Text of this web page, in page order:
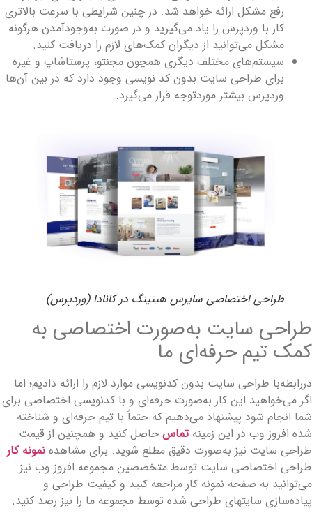
رفع مشکل ارائه خواهد شد. در چنین شرایطی با سرعت بالاتری
کار با وردپرس را یاد می‌گیرید و در صورت به‌وجودآمدن هرگونه
مشکل می‌توانید از دیگران کمک‌های لازم را دریافت کنید.
سیستم‌های مختلف دیگری همچون مجنتو، پرستاشاپ و غیره
برای طراحی سایت بدون کد نویسی وجود دارد که در بین آن‌ها
وردپرس بیشتر موردتوجه قرار می‌گیرد.
طراحی اختصاصی سایرس هیتینگ در کانادا (وردپرس)
طراحی سایت به‌صورت اختصاصی به
کمک تیم حرفه‌ای ما
دررابطه‌با طراحی سایت بدون کدنویسی موارد لازم را ارائه دادیم؛ اما
اگر می‌خواهید این کار به‌صورت حرفه‌ای و با کدنویسی اختصاصی برای
شما انجام شود پیشنهاد می‌دهیم که حتماً با تیم حرفه‌ای و شناخته
شده افروز وب در این زمینه تماس حاصل کنید و همچنین از قیمت
طراحی سایت نیز به‌صورت دقیق مطلع شوید. برای مشاهده نمونه کار
طراحی اختصاصی سایت توسط متخصصین مجموعه افروز وب نیز
می‌توانید به صفحه نمونه کار مراجعه کنید و کیفیت طراحی و
پیاده‌سازی سایت­های طراحی شده توسط مجموعه ما را نیز رصد کنید.